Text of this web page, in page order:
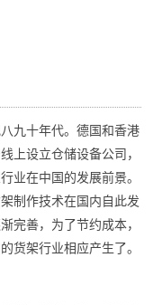
九十年代。德国和香港
上设立仓储设备公司，
业在中国的发展前景。
制作技术在国内自此发
完善，为了节约成本，
货架行业相应产生了。